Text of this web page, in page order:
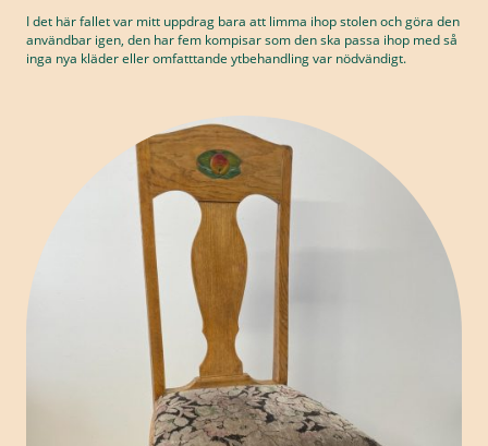
I det här fallet var mitt uppdrag bara att limma ihop stolen och göra den
användbar igen, den har fem kompisar som den ska passa ihop med så
inga nya kläder eller omfatttande ytbehandling var nödvändigt.